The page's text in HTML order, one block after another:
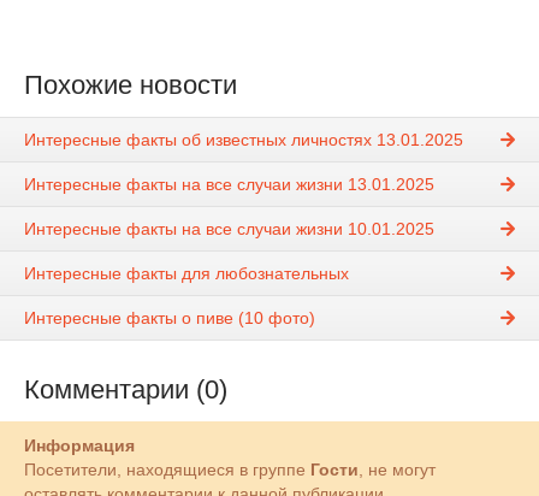
Похожие новости
Интересные факты об известных личностях 13.01.2025
Интересные факты на все случаи жизни 13.01.2025
Интересные факты на все случаи жизни 10.01.2025
Интересные факты для любознательных
Интересные факты о пиве (10 фото)
Комментарии (0)
Информация
Посетители, находящиеся в группе Гости, не могут